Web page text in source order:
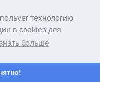
технологию
в cookies для
больше